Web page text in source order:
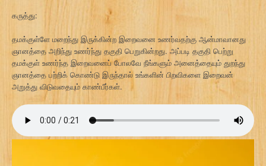
கருத்து:
தமக்குள்ளே மறைந்து இருக்கின்ற இறைவனை உணர்வதற்கு ஆன்மாவானது
ஞானத்தை அறிந்து உணர்ந்து தகுதி பெறுகின்றது. அப்படி தகுதி பெற்று
தமக்குள் உணர்ந்த இறைவனைப் போலவே நீங்களும் அனைத்தையும் துறந்து
ஞானத்தை பற்றிக் கொண்டு இருந்தால் உங்களின் பிறவிகளை இறைவன்
அறுத்து விடுவதையும் காண்பீர்கள்.